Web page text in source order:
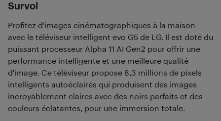
Survol
Profitez d'images cinématographiques à la maison
avec le téléviseur intelligent evo G5 de LG. Il est doté du
puissant processeur Alpha 11 AI Gen2 pour offrir une
performance intelligente et une meilleure qualité
d'image. Ce téléviseur propose 8,3 millions de pixels
intelligents autoéclairés qui produisent des images
incroyablement claires avec des noirs parfaits et des
couleurs éclatantes, pour une immersion totale.